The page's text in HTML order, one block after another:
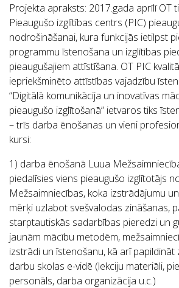
Projekta apraksts: 2017.gada aprīlī OT
Pieaugušo izglītības centrs (PIC)
nodrošināšanai, kura funkcijās ietilpst
programmu īstenošana un izglītības
pieaugušajiem attīstīšana. OT PIC
iepriekšminēto attīstības vajadzību
“Digitālā komunikācija un inovatīvas
pieaugušo izglītošanā” ietvaros tiks
– trīs darba ēnošanas un vieni
kursi:
1) darba ēnošanā Luua
piedalīsies viens pieaugušo izglītotājs
Mežsaimniecības, koka izstrādājumu
mērķi uzlabot svešvalodas zināšanas,
starptautiskās sadarbības pieredzi un
jaunām mācību metodēm,
izstrādi un īstenošanu, kā arī papildināt
darbu skolas e-vidē (lekciju materiāli,
personāls, darba organizācija u.c.)